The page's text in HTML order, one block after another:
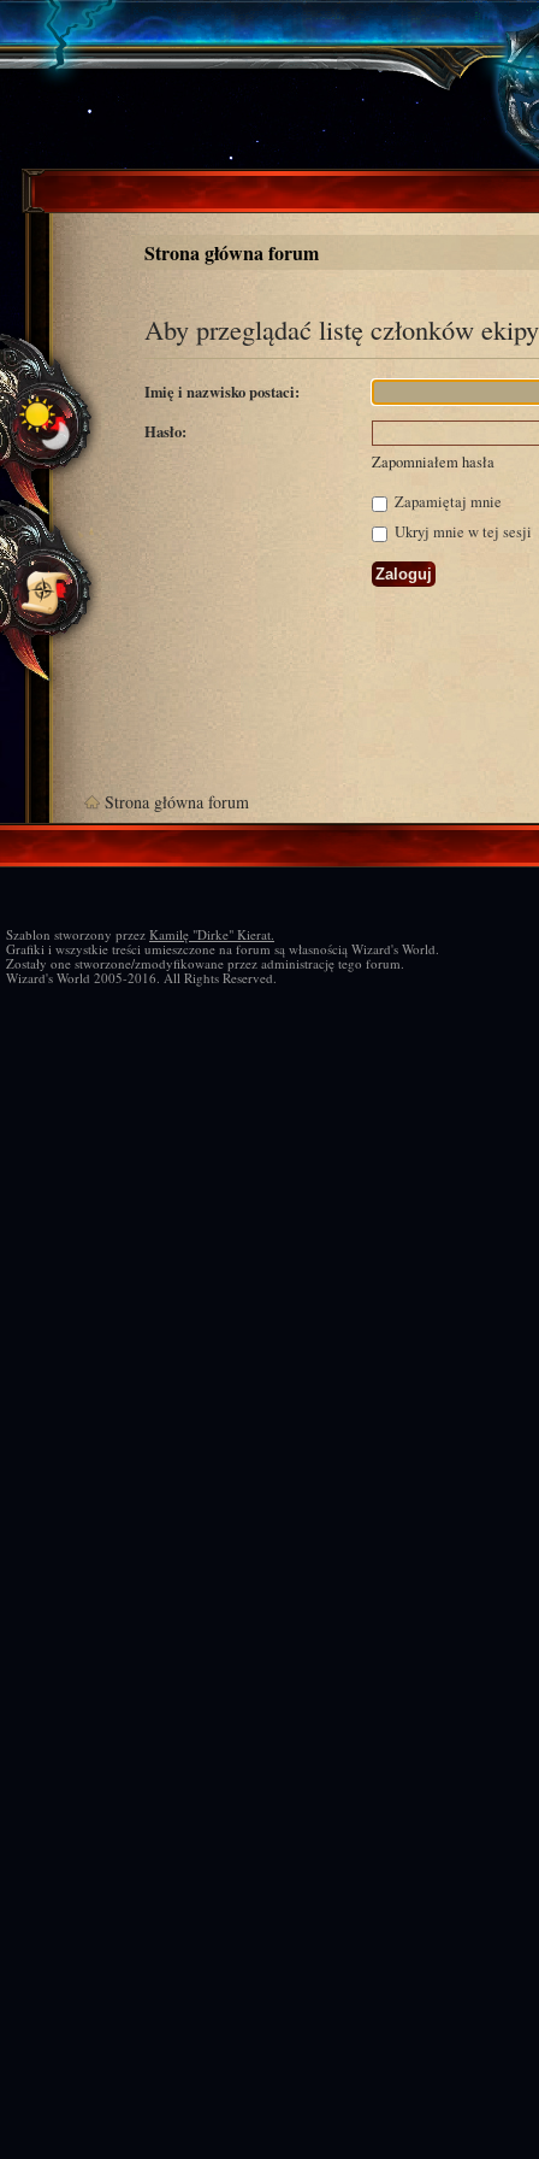
Strona główna forum
Aby przeglądać listę członków
Imię i nazwisko postaci:
Hasło:
Zapomniałem hasła
Zapamiętaj mnie
Ukryj mnie w tej sesji
Strona główna forum
Szablon stworzony przez Kamilę "Dirke" Kierat.
Grafiki i wszystkie treści umieszczone na forum są własnością Wizard's World.
Zostały one stworzone/zmodyfikowane przez administrację tego forum.
Wizard's World 2005-2016. All Rights Reserved.